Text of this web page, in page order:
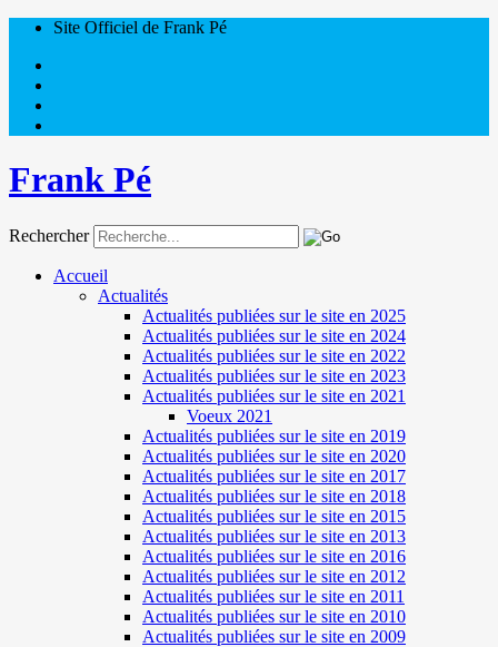
Site Officiel de Frank Pé
Frank Pé
Rechercher
Accueil
Actualités
Actualités publiées sur le site en 2025
Actualités publiées sur le site en 2024
Actualités publiées sur le site en 2022
Actualités publiées sur le site en 2023
Actualités publiées sur le site en 2021
Voeux 2021
Actualités publiées sur le site en 2019
Actualités publiées sur le site en 2020
Actualités publiées sur le site en 2017
Actualités publiées sur le site en 2018
Actualités publiées sur le site en 2015
Actualités publiées sur le site en 2013
Actualités publiées sur le site en 2016
Actualités publiées sur le site en 2012
Actualités publiées sur le site en 2011
Actualités publiées sur le site en 2010
Actualités publiées sur le site en 2009